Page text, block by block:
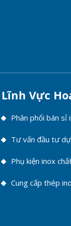
Lĩnh Vực
Phân phối bán sỉ
Tư vấn đầu tư
Phụ kiện inox
Cung cấp thép